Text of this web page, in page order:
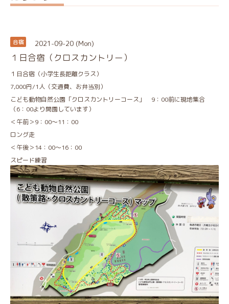
合宿 2021-09-20 (Mon)
１日合宿（クロスカントリー）
１日合宿（小学生長距離クラス）
7,000円/1人（交通費、お弁当別）
こども動物自然公園「クロスカントリーコース」 9：00前に現地集合
（6：00より開園しています）
＜午前＞9：00～11：00
ロング走
＜午後＞14：00～16：00
スピード練習